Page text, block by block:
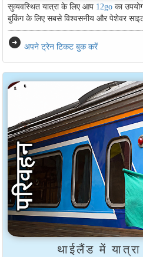
सुव्यवस्थित यात्रा के लिए आप 12goका
बुकिंग के लिए सबसे विश्वसनीय और पेशेवर
arrow_circle_right अपने ट्रेन टिकट बुक करें
थाईलैंड में